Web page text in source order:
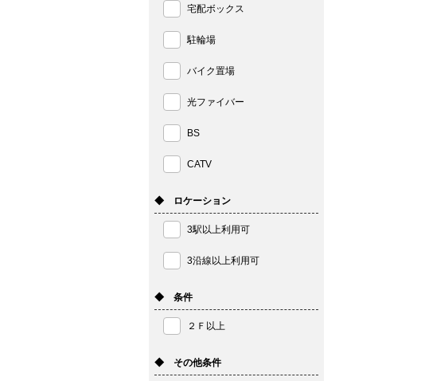
宅配ボックス
駐輪場
バイク置場
光ファイバー
BS
CATV
◆ ロケーション
3駅以上利用可
3沿線以上利用可
◆ 条件
２Ｆ以上
◆ その他条件